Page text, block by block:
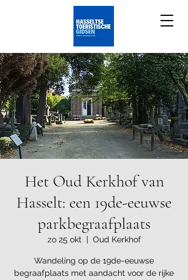
Het Oud Kerkhof van
Hasselt: een 19de-eeuwse
parkbegraafplaats
zo 25 okt
  |
Oud Kerkhof
Wandeling op de 19de-eeuwse
begraafplaats met aandacht voor de rijke